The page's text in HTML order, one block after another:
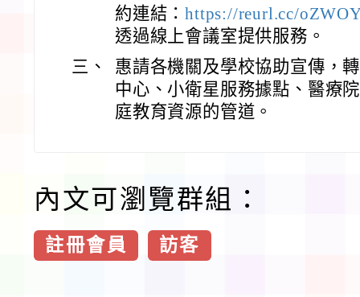
約連結：https://reurl.cc/
透過線上會議室提供服務。
三、
惠請各機關及學校協助宣傳，
中心、小衛星服務據點、醫療
庭教育資源的管道。
內文可瀏覽群組：
註冊會員 訪客